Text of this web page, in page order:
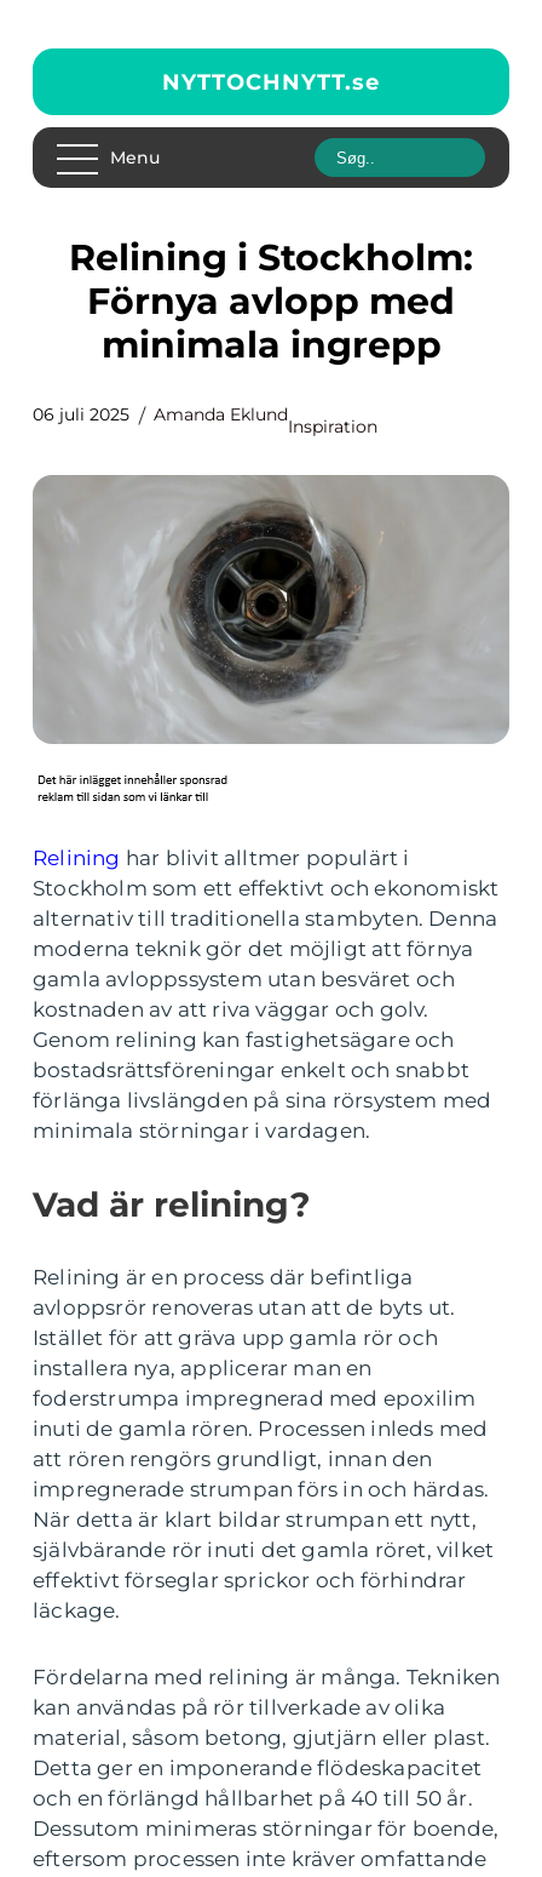
NYTTOCHNYTT.se
Menu
Relining i Stockholm:
Förnya avlopp med
minimala ingrepp
06 juli 2025 Amanda Eklund
Inspiration
Relining har blivit alltmer populärt i
Stockholm som ett effektivt och ekonomiskt
alternativ till traditionella stambyten. Denna
moderna teknik gör det möjligt att förnya
gamla avloppssystem utan besväret och
kostnaden av att riva väggar och golv.
Genom relining kan fastighetsägare och
bostadsrättsföreningar enkelt och snabbt
förlänga livslängden på sina rörsystem med
minimala störningar i vardagen.
Vad är relining?
Relining är en process där befintliga
avloppsrör renoveras utan att de byts ut.
Istället för att gräva upp gamla rör och
installera nya, applicerar man en
foderstrumpa impregnerad med epoxilim
inuti de gamla rören. Processen inleds med
att rören rengörs grundligt, innan den
impregnerade strumpan förs in och härdas.
När detta är klart bildar strumpan ett nytt,
självbärande rör inuti det gamla röret, vilket
effektivt förseglar sprickor och förhindrar
läckage.
Fördelarna med relining är många. Tekniken
kan användas på rör tillverkade av olika
material, såsom betong, gjutjärn eller plast.
Detta ger en imponerande flödeskapacitet
och en förlängd hållbarhet på 40 till 50 år.
Dessutom minimeras störningar för boende,
eftersom processen inte kräver omfattande